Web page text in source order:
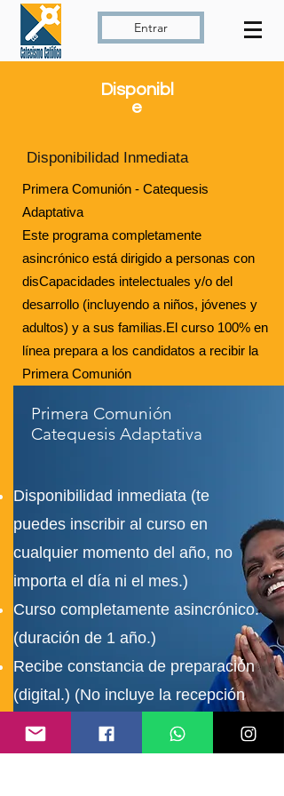
Entrar
Disponibl
e
Disponibilidad Inmediata
​Primera Comunión - Catequesis
Adaptativa
Este programa completamente
asincrónico está dirigido a personas con
disCapacidades intelectuales y/o del
desarrollo (incluyendo a niños, jóvenes y
adultos) y a sus familias.El curso 100% en
línea prepara a los candidatos a recibir la
Primera Comunión
Primera Comunión
Catequesis Adaptativa
Disponibilidad inmediata (te
puedes inscribir al curso en
cualquier momento del año, no
importa el día ni el mes.)
Curso completamente asincrónico.
(duración de 1 año.)
Recibe constancia de preparación
(digital.) (No incluye la recepción
del Sacramento.)